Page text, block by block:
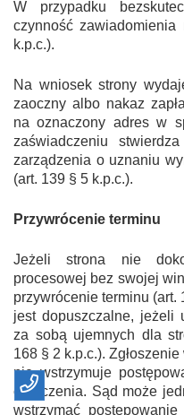
W przypadku
czynność
k.p.c.).
Na wniosek strony
zaoczny albo nakaz
na oznaczony adres w
zaświadczeniu
zarządzenia o uznaniu
(art. 139 § 5 k.p.c.).
Przywrócenie terminu
Jeżeli strona nie
procesowej bez swojej
przywrócenie terminu (art.
jest dopuszczalne, jeżeli
za sobą ujemnych dla
168 § 2 k.p.c.).
nie wstrzymuje
orzeczenia. Sąd może
wstrzymać